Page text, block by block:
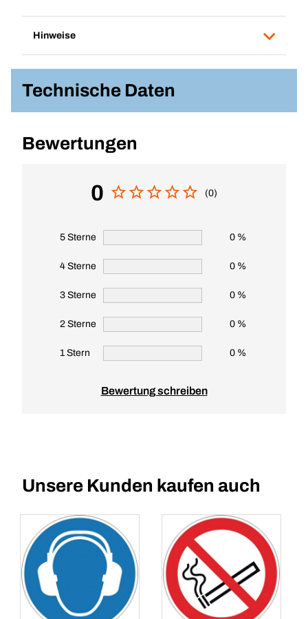
Hinweise
Technische Daten
Bewertungen
0 (0)
5 Sterne 0 %
4 Sterne 0 %
3 Sterne 0 %
2 Sterne 0 %
1 Stern 0 %
Bewertung schreiben
Unsere Kunden kaufen auch